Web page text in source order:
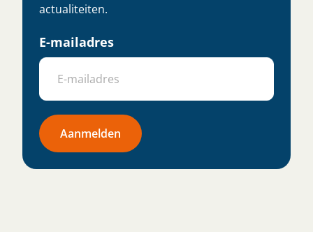
actualiteiten.
E-mailadres
Aanmelden